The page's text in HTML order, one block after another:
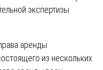
экспертизы
аренды
из нескольких